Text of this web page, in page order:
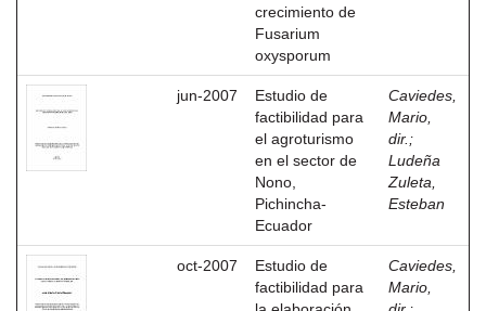
crecimiento de
Fusarium
oxysporum
jun-2007
Estudio de
factibilidad para
el agroturismo
en el sector de
Nono,
Pichincha-
Ecuador
Caviedes,
Mario,
dir. ;
Ludeña
Zuleta,
Esteban
oct-2007
Estudio de
factibilidad para
Caviedes,
Mario,